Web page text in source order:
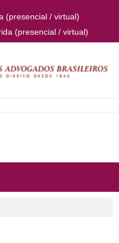
(presencial / virtual)
(presencial / virtual)